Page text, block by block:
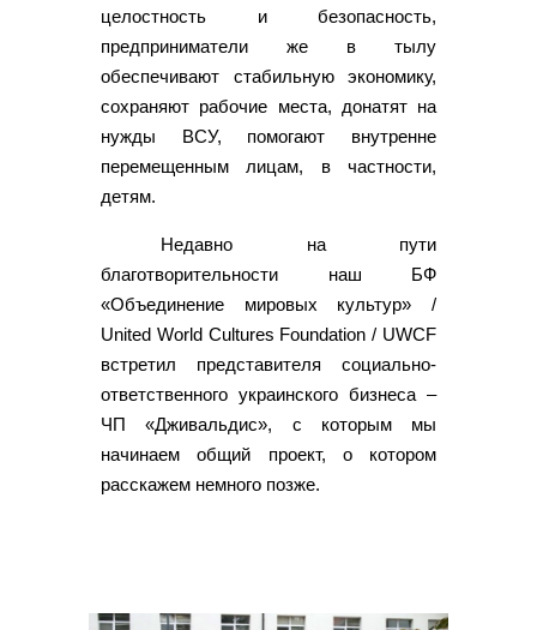
целостность и безопасность,
предприниматели же в тылу
обеспечивают стабильную экономику,
сохраняют рабочие места, донатят на
нужды ВСУ, помогают внутренне
перемещенным лицам, в частности,
детям.
Недавно на пути
благотворительности наш БФ
«Объединение мировых культур» /
United World Cultures Foundation / UWCF
встретил представителя социально-
ответственного украинского бизнеса –
ЧП «Дживальдис», с которым мы
начинаем общий проект, о котором
расскажем немного позже.